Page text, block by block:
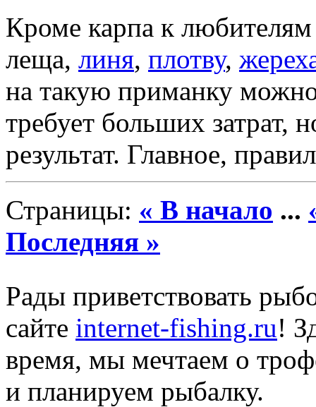
Кроме карпа к
леща, линя, плотву,
на такую приманку
требует больших затрат,
результат. Главное,
Страницы: « В начало ...
Последняя »
Рады приветствовать
сайте internet-fishing.ru!
время, мы мечтаем о
и планируем рыбалку.